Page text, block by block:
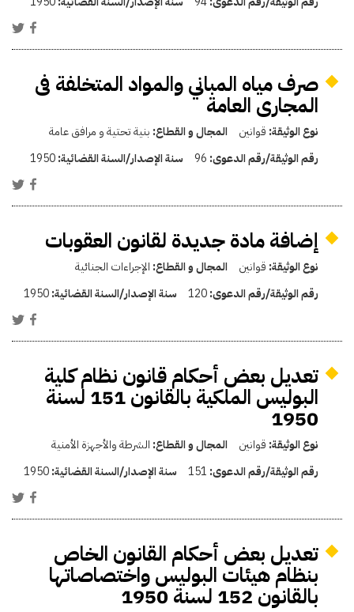
صرف مياه المباني والمواد المتخلفة فى
المجارى العامة
نوع الوثيقة: قوانين المجال و القطاع: بنية تحتية و مرافق عامة
رقم الوثيقة/رقم الدعوى: 96 سنة الإصدار/السنة القضائية:1950
إضافة مادة جديدة لقانون العقوبات
نوع الوثيقة: قوانين المجال و القطاع: الإجراءات الجنائية
رقم الوثيقة/رقم الدعوى:120 سنة الإصدار/السنة القضائية:1950
تعديل بعض أحكام قانون نظام كلية
البوليس الملكية بالقانون 151 لسنة
1950
نوع الوثيقة: قوانين المجال و القطاع: الشرطة والأجهزة الأمنية
رقم الوثيقة/رقم الدعوى: 151 سنة الإصدار/السنة القضائية:1950
تعديل بعض أحكام القانون الخاص
بنظام هيئات البوليس واختصاصاتها
بالقانون 152 لسنة 1950